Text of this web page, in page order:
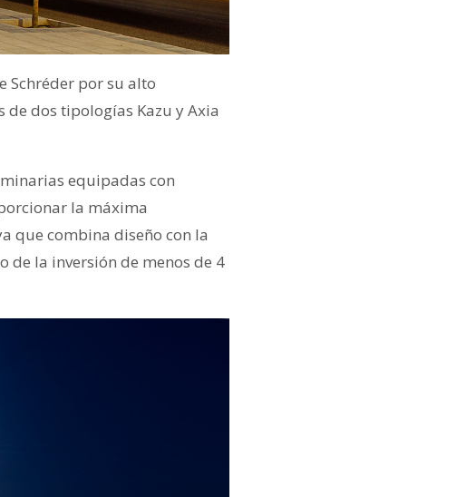
Schréder por su alto
dos tipologías Kazu y Axia
equipadas con
la máxima
que combina diseño con la
de la inversión de menos de 4